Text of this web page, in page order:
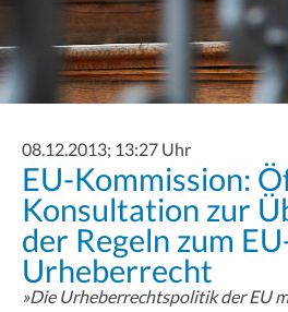
08.12.2013; 13:27 Uhr
EU-Kommission:
Konsultation zur
der Regeln zum
Urheberrecht
»Die Urheberrechtspolitik der EU